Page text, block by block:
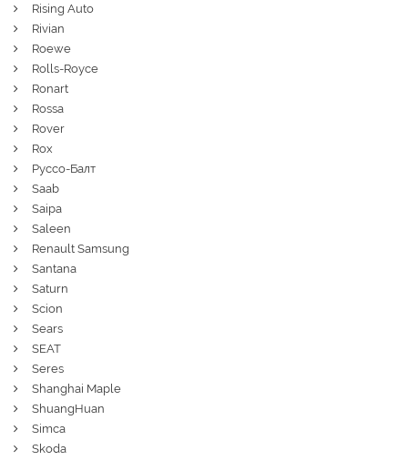
Rising Auto
Rivian
Roewe
Rolls-Royce
Ronart
Rossa
Rover
Rox
Руссо-Балт
Saab
Saipa
Saleen
Renault Samsung
Santana
Saturn
Scion
Sears
SEAT
Seres
Shanghai Maple
ShuangHuan
Simca
Skoda